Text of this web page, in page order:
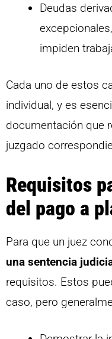
Deudas
impiden
Cada uno de estos
individual, y es
documentación que
juzgado
Requisitos
del pago a
Para que un juez
una sentencia
requisitos. Estos
caso, pero